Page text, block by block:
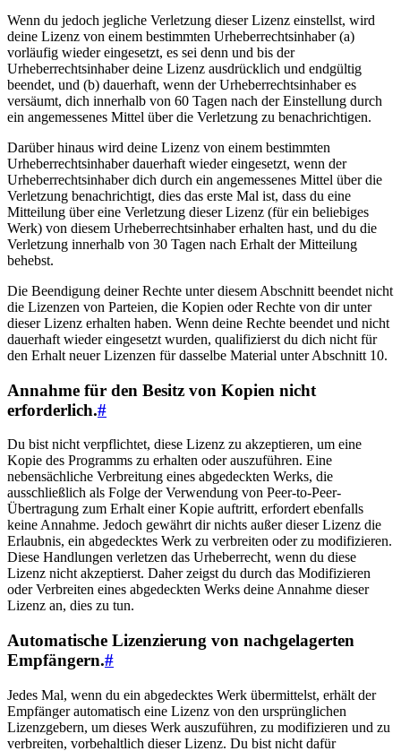
Wenn du jedoch jegliche Verletzung dieser Lizenz einstellst, wird
deine Lizenz von einem bestimmten Urheberrechtsinhaber (a)
vorläufig wieder eingesetzt, es sei denn und bis der
Urheberrechtsinhaber deine Lizenz ausdrücklich und endgültig
beendet, und (b) dauerhaft, wenn der Urheberrechtsinhaber es
versäumt, dich innerhalb von 60 Tagen nach der Einstellung durch
ein angemessenes Mittel über die Verletzung zu benachrichtigen.
Darüber hinaus wird deine Lizenz von einem bestimmten
Urheberrechtsinhaber dauerhaft wieder eingesetzt, wenn der
Urheberrechtsinhaber dich durch ein angemessenes Mittel über die
Verletzung benachrichtigt, dies das erste Mal ist, dass du eine
Mitteilung über eine Verletzung dieser Lizenz (für ein beliebiges
Werk) von diesem Urheberrechtsinhaber erhalten hast, und du die
Verletzung innerhalb von 30 Tagen nach Erhalt der Mitteilung
behebst.
Die Beendigung deiner Rechte unter diesem Abschnitt beendet nicht
die Lizenzen von Parteien, die Kopien oder Rechte von dir unter
dieser Lizenz erhalten haben. Wenn deine Rechte beendet und nicht
dauerhaft wieder eingesetzt wurden, qualifizierst du dich nicht für
den Erhalt neuer Lizenzen für dasselbe Material unter Abschnitt 10.
Annahme für den Besitz von Kopien nicht
erforderlich.#
Du bist nicht verpflichtet, diese Lizenz zu akzeptieren, um eine
Kopie des Programms zu erhalten oder auszuführen. Eine
nebensächliche Verbreitung eines abgedeckten Werks, die
ausschließlich als Folge der Verwendung von Peer-to-Peer-
Übertragung zum Erhalt einer Kopie auftritt, erfordert ebenfalls
keine Annahme. Jedoch gewährt dir nichts außer dieser Lizenz die
Erlaubnis, ein abgedecktes Werk zu verbreiten oder zu modifizieren.
Diese Handlungen verletzen das Urheberrecht, wenn du diese
Lizenz nicht akzeptierst. Daher zeigst du durch das Modifizieren
oder Verbreiten eines abgedeckten Werks deine Annahme dieser
Lizenz an, dies zu tun.
Automatische Lizenzierung von nachgelagerten
Empfängern.#
Jedes Mal, wenn du ein abgedecktes Werk übermittelst, erhält der
Empfänger automatisch eine Lizenz von den ursprünglichen
Lizenzgebern, um dieses Werk auszuführen, zu modifizieren und zu
verbreiten, vorbehaltlich dieser Lizenz. Du bist nicht dafür